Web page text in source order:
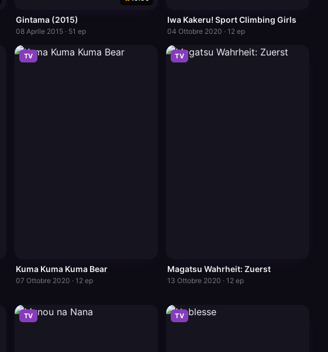
Gintama (2015)
08 Aprile 2015 · 51 ep
Iwa Kakeru! Sport Climbing Girls
04 Ottobre 2020 · 12 ep
TV
Kuma Kuma Kuma Bear
07 Ottobre 2020 · 12 ep
TV
Magatsu Wahrheit: Zuerst
13 Ottobre 2020 · 12 ep
TV TV